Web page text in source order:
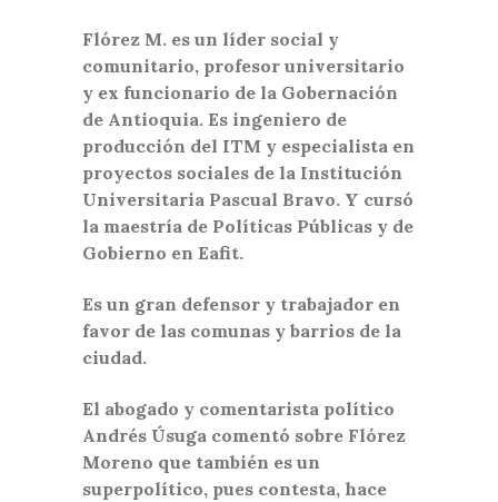
Flórez M. es un líder social y
comunitario, profesor universitario
y ex funcionario de la Gobernación
de Antioquia. Es ingeniero de
producción del ITM y especialista en
proyectos sociales de la Institución
Universitaria Pascual Bravo. Y cursó
la maestría de Políticas Públicas y de
Gobierno en Eafit.
Es un gran defensor y trabajador en
favor de las comunas y barrios de la
ciudad.
El abogado y comentarista político
Andrés Úsuga comentó sobre Flórez
Moreno que también es un
superpolítico, pues contesta, hace